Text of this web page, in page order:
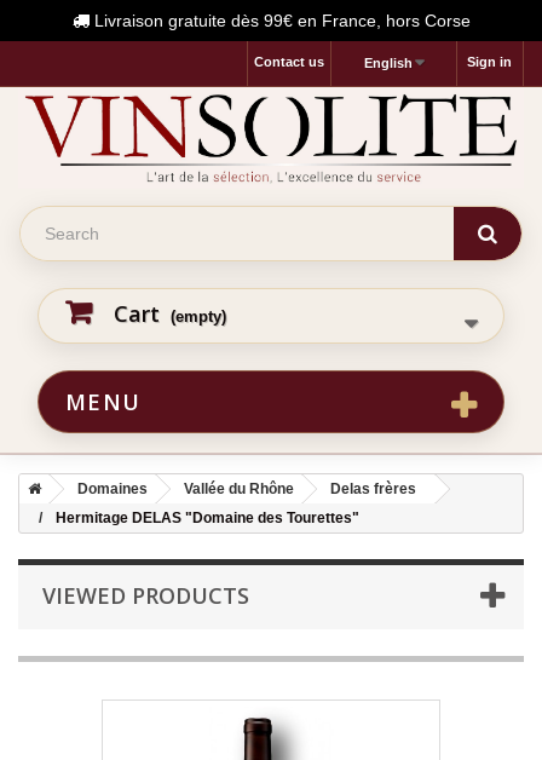
Livraison gratuite dès 99€ en France, hors Corse
Sign in
English
Contact us
Cart (empty)
MENU
Domaines Vallée du Rhône
Delas frères
Hermitage DELAS "Domaine des Tourettes"
VIEWED PRODUCTS